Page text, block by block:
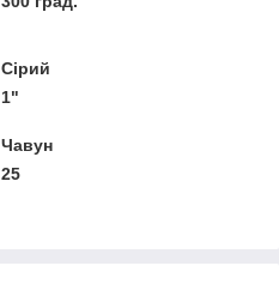
Сірий
1"
Чавун
25